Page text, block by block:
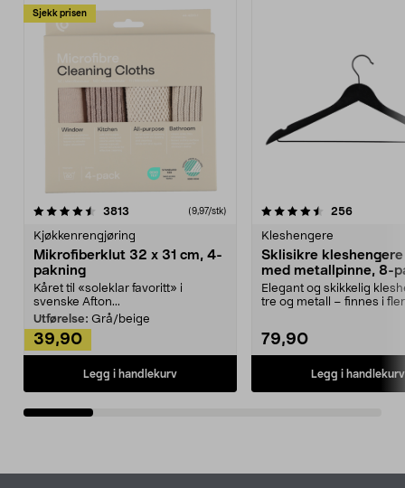
Sjekk prisen
3813 anmeldelser(9,97/stk)
Kjøkkenrengjøring
Mikrofiberklut 32 x 31 cm, 4-
pakning
Kåret til «soleklar favoritt» i
svenske Afton...
Utførelse: Grå/beige
39,90
Legg i handlekurv
4.5av 5 stjerner 256
Kleshengere
Sklisikre
med metallpinne, 8-
Elegant og skikkelig
tre og metall – finnes i
79,90
Legg i handlekurv
4.5av 5 stjerner